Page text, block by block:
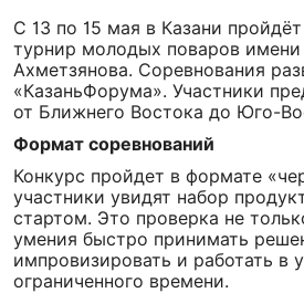
С 13 по 15 мая в Казани
турнир молодых поваров
Ахметзянова. Соревнования
«КазаньФорума». Участники
от Ближнего Востока до Юго-
Формат соревнований
Конкурс пройдет в формате
участники увидят набор
стартом. Это проверка не
умения быстро принимать
импровизировать и работать в
ограниченного времени.